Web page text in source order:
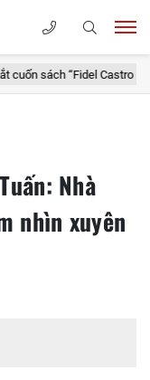
Castro Ruz: Từ tuổi thơ
Nhà
nhìn xuyên